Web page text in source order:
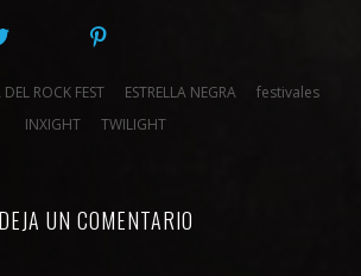
ROCK FEST ESTRELLA NEGRA
festivales
INXIGHT
TWILIGHT
DEJA UN COMENTARIO